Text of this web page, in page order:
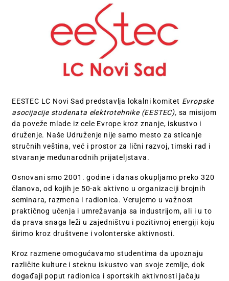
EESTEC LC Novi Sad predstavlja lokalni komitet Evropske
asocijacije studenata elektrotehnike (EESTEC), sa misijom
da poveže mlade iz cele Evrope kroz znanje, iskustvo i
druženje. Naše Udruženje nije samo mesto za sticanje
stručnih veština, već i prostor za lični razvoj, timski rad i
stvaranje međunarodnih prijateljstava.
Osnovani smo 2001. godine i danas okupljamo preko 320
članova, od kojih je 50-ak aktivno u organizaciji brojnih
seminara, razmena i radionica. Verujemo u važnost
praktičnog učenja i umrežavanja sa industrijom, ali i u to
da prava snaga leži u zajedništvu i pozitivnoj energiji koju
širimo kroz društvene i volonterske aktivnosti.
Kroz razmene omogućavamo studentima da upoznaju
različite kulture i steknu iskustvo van svoje zemlje, dok
događaji poput radionica i sportskih aktivnosti jačaju